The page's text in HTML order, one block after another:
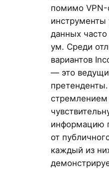
помимо VPN-
инструменты
данных часто
ум. Среди
вариантов
— это
стремлением
информацию
от
каждый из